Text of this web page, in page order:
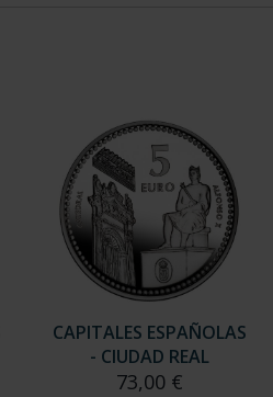
CAPITALES ESPAÑOLAS
- CIUDAD REAL
73,00 €